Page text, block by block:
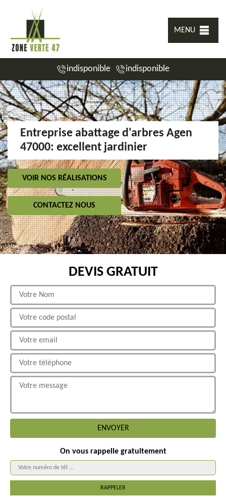
MENU
indisponible indisponible
Entreprise abattage d'arbres Agen
47000: excellent jardinier
VOIR NOS RÉALISATIONS
CONTACTEZ NOUS
DEVIS GRATUIT
On vous rappelle gratuitement